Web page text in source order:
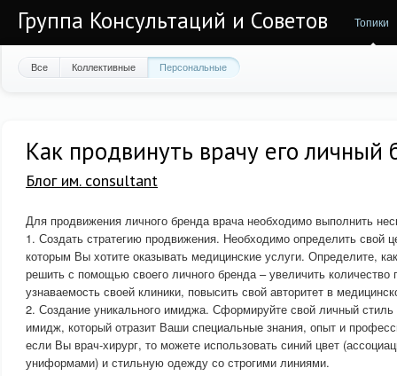
Группа Консультаций и Советов Топики
Все Коллективные Персональные
Как продвинуть врачу его личный
Блог им. consultant
Для продвижения личного бренда врача необходимо выполнить
1. Создать стратегию продвижения. Необходимо определить свой
которым Вы хотите оказывать медицинские услуги. Определите,
решить с помощью своего личного бренда – увеличить количество
узнаваемость своей клиники, повысить свой авторитет в
2. Создание уникального имиджа. Сформируйте свой личный стиль
имидж, который отразит Ваши специальные знания, опыт и
если Вы врач-хирург, то можете использовать синий цвет
униформами) и стильную одежду со строгими линиями.